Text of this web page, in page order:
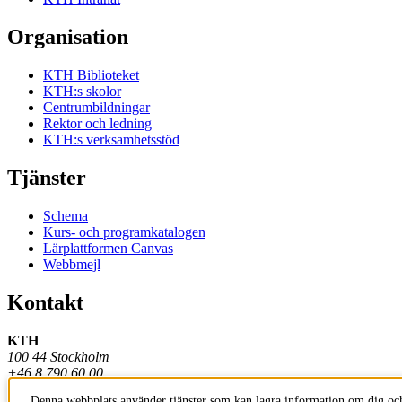
Organisation
KTH Biblioteket
KTH:s skolor
Centrumbildningar
Rektor och ledning
KTH:s verksamhetsstöd
Tjänster
Schema
Kurs- och programkatalogen
Lärplattformen Canvas
Webbmejl
Kontakt
KTH
100 44 Stockholm
+46 8 790 60 00